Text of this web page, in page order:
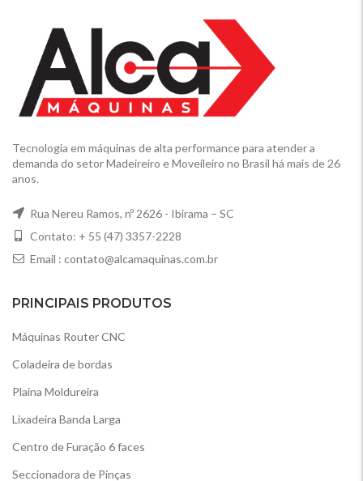
Tecnologia em máquinas de alta performance para atender a
demanda do setor Madeireiro e Moveileiro no Brasil há mais de 26
anos.
Rua Nereu Ramos, nº 2626 - Ibirama – SC
Contato: + 55 (47) 3357-2228
Email : contato@alcamaquinas.com.br
PRINCIPAIS PRODUTOS
Máquinas Router CNC
Coladeira de bordas
Plaina Moldureira
Lixadeira Banda Larga
Centro de Furação 6 faces
Seccionadora de Pinças